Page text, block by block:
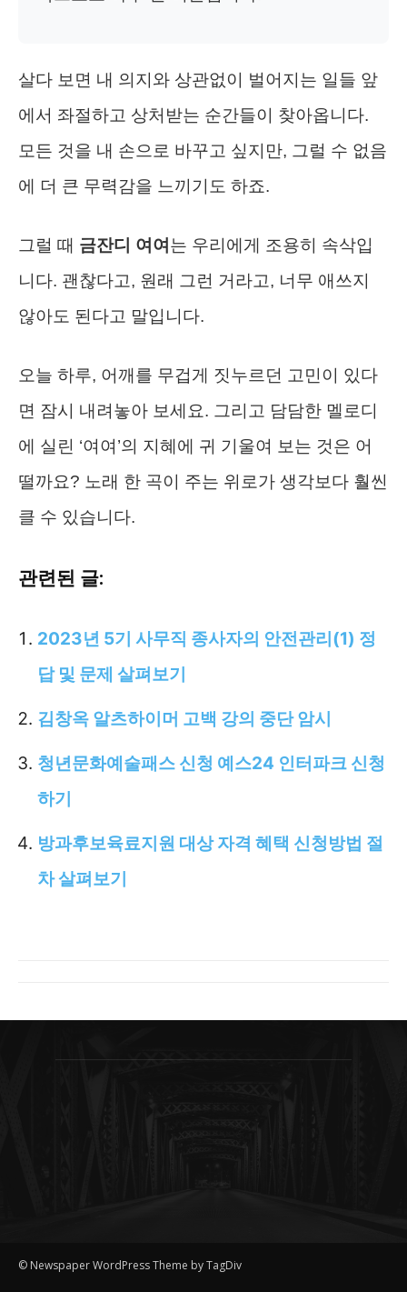
살다 보면 내 의지와 상관없이 벌어지는 일들 앞
에서 좌절하고 상처받는 순간들이 찾아옵니다.
모든 것을 내 손으로 바꾸고 싶지만, 그럴 수 없음
에 더 큰 무력감을 느끼기도 하죠.
그럴 때 금잔디 여여 는 우리에게 조용히 속삭입
니다. 괜찮다고, 원래 그런 거라고, 너무 애쓰지
않아도 된다고 말입니다.
오늘 하루, 어깨를 무겁게 짓누르던 고민이 있다
면 잠시 내려놓아 보세요. 그리고 담담한 멜로디
에 실린 ‘여여’의 지혜에 귀 기울여 보는 것은 어
떨까요? 노래 한 곡이 주는 위로가 생각보다 훨씬
클 수 있습니다.
관련된 글:
2023년 5기 사무직 종사자의 안전관리(1) 정
답 및 문제 살펴보기
김창옥 알츠하이머 고백 강의 중단 암시
청년문화예술패스 신청 예스24 인터파크 신청
하기
방과후보육료지원 대상 자격 혜택 신청방법 절
차 살펴보기
© Newspaper WordPress Theme by TagDiv